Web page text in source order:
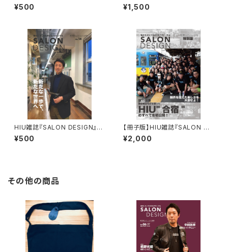
ol.15（電子版）
¥500 SIGN』合宿特別版
¥1,500
HIU雑誌『SALON DESIGN』v
ol.14（電子版）
¥500
【冊子版】HIU雑誌『SALON DE
SIGN』合宿特別版
¥2,000
その他の商品